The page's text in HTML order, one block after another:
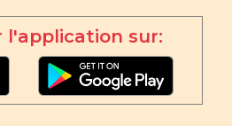
l'application sur: